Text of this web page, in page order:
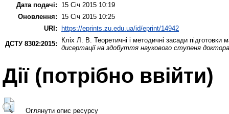
Дата подачі:
15 Січ 2015 10:19
Оновлення:
15 Січ 2015 10:25
URI: https://eprints.zu.edu.ua/id/eprint/14942
ДСТУ 8302:2015:
Кліх Л. В. Теоретичні і методичні засади підготовки
дисертації на здобуття наукового ступеня доктора
Дії ​​(потрібно ввійти)
Оглянути опис ресурсу